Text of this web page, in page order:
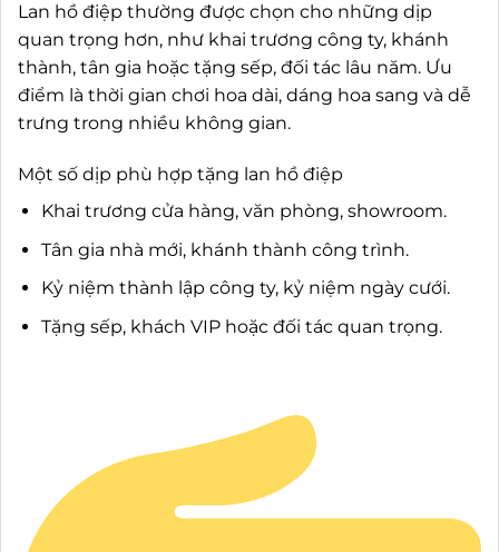
Lan hồ điệp thường được chọn cho những dịp
quan trọng hơn, như khai trương công ty, khánh
thành, tân gia hoặc tặng sếp, đối tác lâu năm. Ưu
điểm là thời gian chơi hoa dài, dáng hoa sang và dễ
trưng trong nhiều không gian.
Một số dịp phù hợp tặng lan hồ điệp
Khai trương cửa hàng, văn phòng, showroom.
Tân gia nhà mới, khánh thành công trình.
Kỷ niệm thành lập công ty, kỷ niệm ngày cưới.
Tặng sếp, khách VIP hoặc đối tác quan trọng.